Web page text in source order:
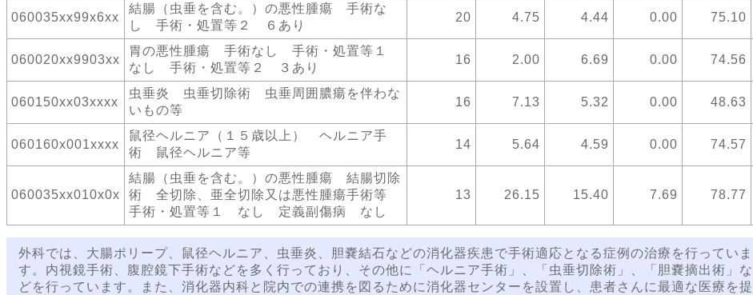
060035xx99x6xx
結腸（虫垂を含む。）の悪性腫瘍 手術な
し 手術・処置等２ ６あり
20 4.75 4.44 0.00 75.10
060020xx9903xx
胃の悪性腫瘍 手術なし 手術・処置等１
なし 手術・処置等２ ３あり
16 2.00 6.69 0.00 74.56
060150xx03xxxx
虫垂炎 虫垂切除術 虫垂周囲膿瘍を伴わな
いもの等
16 7.13 5.32 0.00 48.63
060160x001xxxx
鼠径ヘルニア（１５歳以上） ヘルニア手
術 鼠径ヘルニア等
14 5.64 4.59 0.00 74.57
060035xx010x0x
結腸（虫垂を含む。）の悪性腫瘍 結腸切除
術 全切除、亜全切除又は悪性腫瘍手術等
手術・処置等１ なし 定義副傷病 なし
13 26.15 15.40 7.69 78.77
外科では、大腸ポリープ、鼠径ヘルニア、虫垂炎、胆嚢結石などの消化器疾患で手術適応となる症例の治療を行っていま
す。内視鏡手術、腹腔鏡下手術などを多く行っており、その他に「ヘルニア手術」、「虫垂切除術」、「胆嚢摘出術」な
どを行っています。また、消化器内科と院内での連携を図るために消化器センターを設置し、患者さんに最適な医療を提